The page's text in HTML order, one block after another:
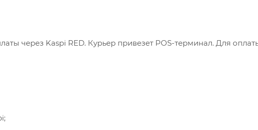
через Kaspi RED. Курьер привезет POS-терминал. Для